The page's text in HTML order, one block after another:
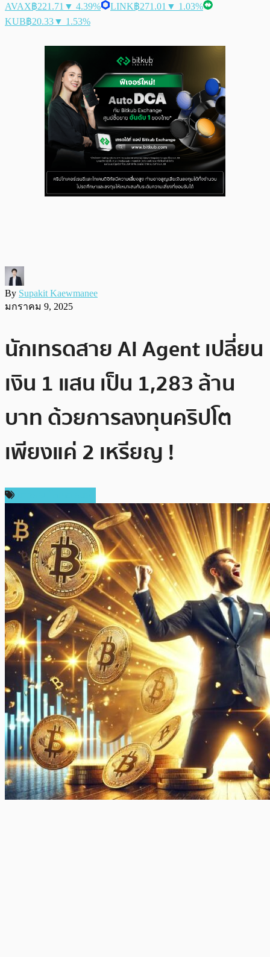
AVAX฿221.71 ▼ 4.39% LINK฿271.01 ▼ 1.03%
KUB฿20.33▼ 1.53%
By Supakit Kaewmanee
มกราคม 9, 2025
นักเทรดสาย AI Agent เปลี่ยน
เงิน 1 แสน เป็น 1,283 ล้าน
บาท ด้วยการลงทุนคริปโต
เพียงแค่ 2 เหรียญ !